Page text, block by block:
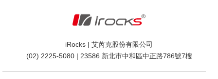
iRocks | 艾芮克股份有限公司
(02) 2225-5080 | 23586 新北市中和區中正路786號7樓